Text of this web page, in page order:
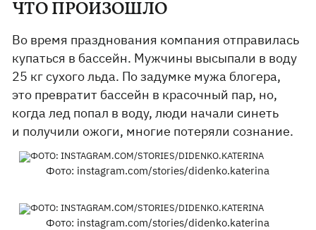
ЧТО ПРОИЗОШЛО
Во время празднования компания отправилась
купаться в бассейн. Мужчины высыпали в воду
25 кг сухого льда. По задумке мужа блогера,
это превратит бассейн в красочный пар, но,
когда лед попал в воду, люди начали синеть
и получили ожоги, многие потеряли сознание.
Фото: instagram.com/stories/didenko.katerina
Фото: instagram.com/stories/didenko.katerina